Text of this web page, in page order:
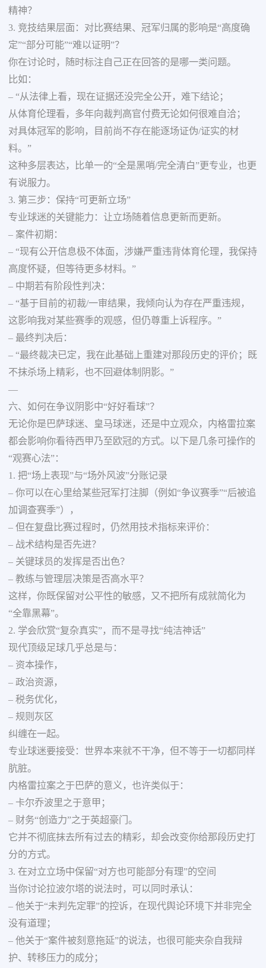
精神？
3. 竞技结果层面：对比赛结果、冠军归属的影响是“高度确
定”“部分可能”“难以证明”？
你在讨论时，随时标注自己正在回答的是哪一类问题。
比如：
– “从法律上看，现在证据还没完全公开，难下结论；
从体育伦理看，多年向裁判高官付费无论如何很难自洽；
对具体冠军的影响，目前尚不存在能逐场证伪/证实的材
料。”
这种多层表达，比单一的“全是黑哨/完全清白”更专业，也更
有说服力。
3. 第三步：保持“可更新立场”
专业球迷的关键能力：让立场随着信息更新而更新。
– 案件初期：
– “现有公开信息极不体面，涉嫌严重违背体育伦理，我保持
高度怀疑，但等待更多材料。”
– 中期若有阶段性判决：
– “基于目前的初裁/一审结果，我倾向认为存在严重违规，
这影响我对某些赛季的观感，但仍尊重上诉程序。”
– 最终判决后：
– “最终裁决已定，我在此基础上重建对那段历史的评价；既
不抹杀场上精彩，也不回避体制阴影。”
—
六、如何在争议阴影中“好好看球”？
无论你是巴萨球迷、皇马球迷，还是中立观众，内格雷拉案
都会影响你看待西甲乃至欧冠的方式。以下是几条可操作的
“观赛心法”：
1. 把“场上表现”与“场外风波”分账记录
– 你可以在心里给某些冠军打注脚（例如“争议赛季”“后被追
加调查赛季”），
– 但在复盘比赛过程时，仍然用技术指标来评价：
– 战术结构是否先进？
– 关键球员的发挥是否出色？
– 教练与管理层决策是否高水平？
这样，你既保留对公平性的敏感，又不把所有成就简化为
“全靠黑幕”。
2. 学会欣赏“复杂真实”，而不是寻找“纯洁神话”
现代顶级足球几乎总是与：
– 资本操作，
– 政治资源，
– 税务优化，
– 规则灰区
纠缠在一起。
专业球迷要接受：世界本来就不干净，但不等于一切都同样
肮脏。
内格雷拉案之于巴萨的意义，也许类似于：
– 卡尔乔波里之于意甲；
– 财务“创造力”之于英超豪门。
它并不彻底抹去所有过去的精彩，却会改变你给那段历史打
分的方式。
3. 在对立立场中保留“对方也可能部分有理”的空间
当你讨论拉波尔塔的说法时，可以同时承认：
– 他关于“未判先定罪”的控诉，在现代舆论环境下并非完全
没有道理；
– 他关于“案件被刻意拖延”的说法，也很可能夹杂自我辩
护、转移压力的成分；